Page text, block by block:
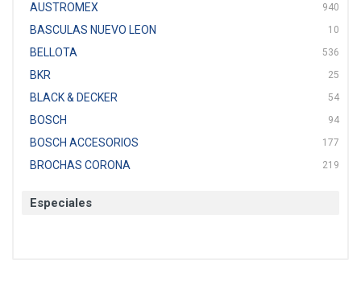
AUSTROMEX 940
BASCULAS NUEVO LEON 10
BELLOTA 536
BKR 25
BLACK & DECKER 54
BOSCH 94
BOSCH ACCESORIOS 177
BROCHAS CORONA 219
CAT
Especiales